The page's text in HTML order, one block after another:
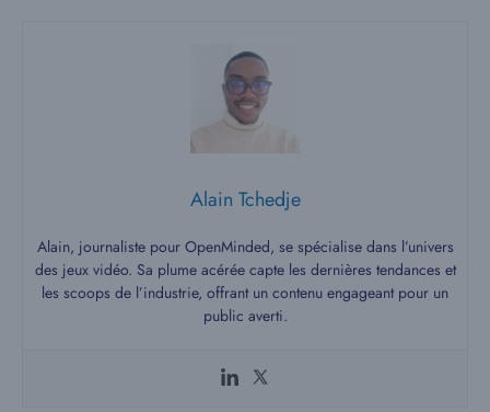
Alain Tchedje
Alain, journaliste pour OpenMinded, se spécialise dans l’univers
des jeux vidéo. Sa plume acérée capte les dernières tendances et
les scoops de l’industrie, offrant un contenu engageant pour un
public averti.